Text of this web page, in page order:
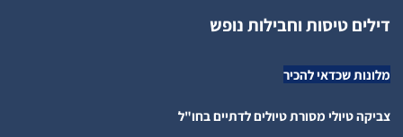
דילים טיסות וחבילות נופש
מלונות שכדאי להכיר
צביקה טיולי מסורת טיולים לדתיים בחו"ל